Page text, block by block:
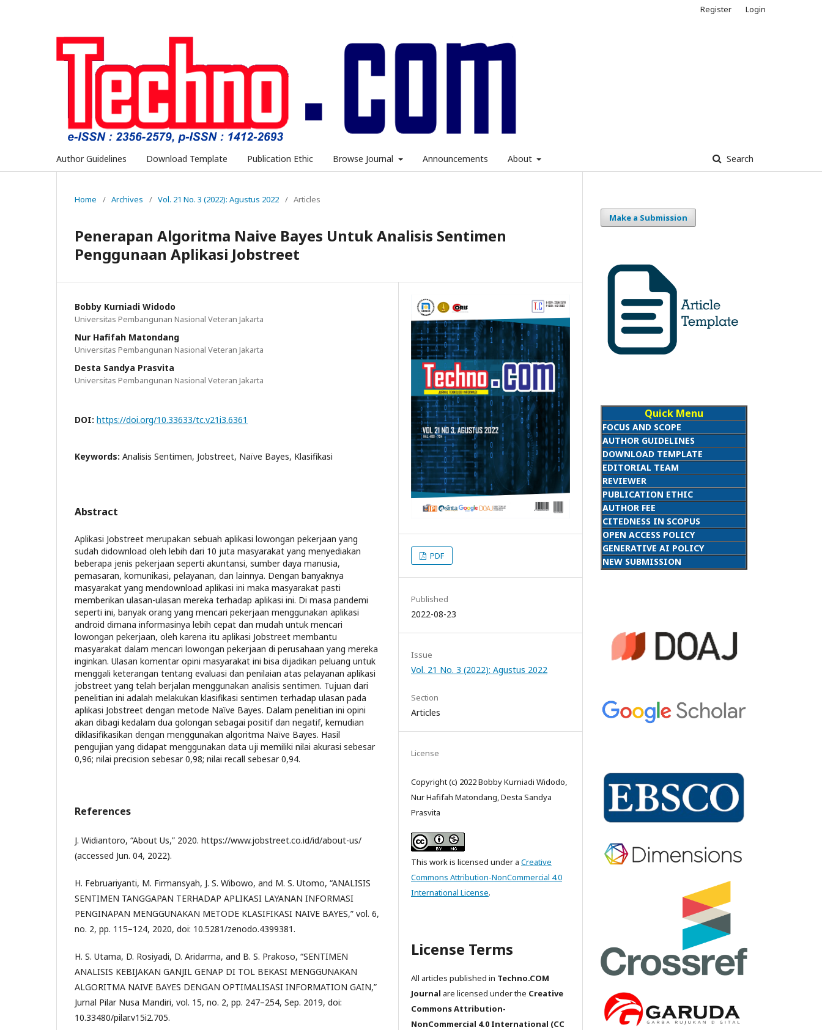
Author Guidelines Download Template Publication Ethic Browse Journal Announcements About Search
Register Login
Home / Archives / Vol. 21 No. 3 (2022): Agustus 2022 / Articles
Penerapan Algoritma Naive Bayes Untuk Analisis Sentimen
Penggunaan Aplikasi Jobstreet
Bobby Kurniadi Widodo
Universitas Pembangunan Nasional Veteran Jakarta
Nur Hafifah Matondang
Universitas Pembangunan Nasional Veteran Jakarta
Desta Sandya Prasvita
Universitas Pembangunan Nasional Veteran Jakarta
DOI: https://doi.org/10.33633/tc.v21i3.6361
Keywords: Analisis Sentimen, Jobstreet, Naïve Bayes, Klasifikasi
Abstract
Aplikasi Jobstreet merupakan sebuah aplikasi lowongan pekerjaan yang
sudah didownload oleh lebih dari 10 juta masyarakat yang menyediakan
beberapa jenis pekerjaan seperti akuntansi, sumber daya manusia,
pemasaran, komunikasi, pelayanan, dan lainnya. Dengan banyaknya
masyarakat yang mendownload aplikasi ini maka masyarakat pasti
memberikan ulasan-ulasan mereka terhadap aplikasi ini. Di masa pandemi
seperti ini, banyak orang yang mencari pekerjaan menggunakan aplikasi
android dimana informasinya lebih cepat dan mudah untuk mencari
lowongan pekerjaan, oleh karena itu aplikasi Jobstreet membantu
masyarakat dalam mencari lowongan pekerjaan di perusahaan yang mereka
inginkan. Ulasan komentar opini masyarakat ini bisa dijadikan peluang untuk
menggali keterangan tentang evaluasi dan penilaian atas pelayanan aplikasi
jobstreet yang telah berjalan menggunakan analisis sentimen. Tujuan dari
penelitian ini adalah melakukan klasifikasi sentimen terhadap ulasan pada
aplikasi Jobstreet dengan metode Naïve Bayes. Dalam penelitian ini opini
akan dibagi kedalam dua golongan sebagai positif dan negatif, kemudian
diklasifikasikan dengan menggunakan algoritma Naïve Bayes. Hasil
pengujian yang didapat menggunakan data uji memiliki nilai akurasi sebesar
0,96; nilai precision sebesar 0,98; nilai recall sebesar 0,94.
References
J. Widiantoro, “About Us,” 2020. https://www.jobstreet.co.id/id/about-us/
(accessed Jun. 04, 2022).
H. Februariyanti, M. Firmansyah, J. S. Wibowo, and M. S. Utomo, “ANALISIS
SENTIMEN TANGGAPAN TERHADAP APLIKASI LAYANAN INFORMASI
PENGINAPAN MENGGUNAKAN METODE KLASIFIKASI NAIVE BAYES,” vol. 6,
no. 2, pp. 115–124, 2020, doi: 10.5281/zenodo.4399381.
H. S. Utama, D. Rosiyadi, D. Aridarma, and B. S. Prakoso, “SENTIMEN
ANALISIS KEBIJAKAN GANJIL GENAP DI TOL BEKASI MENGGUNAKAN
ALGORITMA NAIVE BAYES DENGAN OPTIMALISASI INFORMATION GAIN,”
Jurnal Pilar Nusa Mandiri, vol. 15, no. 2, pp. 247–254, Sep. 2019, doi:
10.33480/pilar.v15i2.705.
PDF
Published
2022-08-23
Issue
Vol. 21 No. 3 (2022): Agustus 2022
Section
Articles
License
Copyright (c) 2022 Bobby Kurniadi Widodo,
Nur Hafifah Matondang, Desta Sandya
Prasvita
This work is licensed under a Creative
Commons Attribution-NonCommercial 4.0
International License.
License Terms
All articles published in Techno.COM
Journal are licensed under the Creative
Commons Attribution-
NonCommercial 4.0 International (CC
Make a Submission
Quick Menu
FOCUS AND SCOPE
AUTHOR GUIDELINES
DOWNLOAD TEMPLATE
EDITORIAL TEAM
REVIEWER
PUBLICATION ETHIC
AUTHOR FEE
CITEDNESS IN SCOPUS
OPEN ACCESS POLICY
GENERATIVE AI POLICY
NEW SUBMISSION